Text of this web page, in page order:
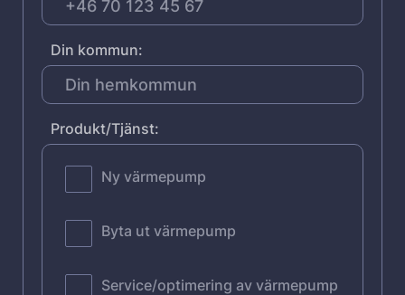
Din kommun:
Produkt/Tjänst:
Ny värmepump
Byta ut värmepump
Service/optimering av värmepump